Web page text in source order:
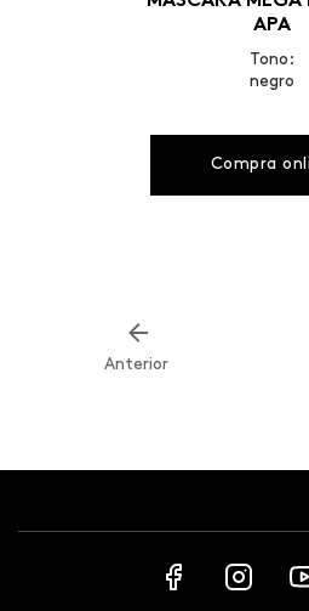
APA
Tono:
negro
Compra
Anterior